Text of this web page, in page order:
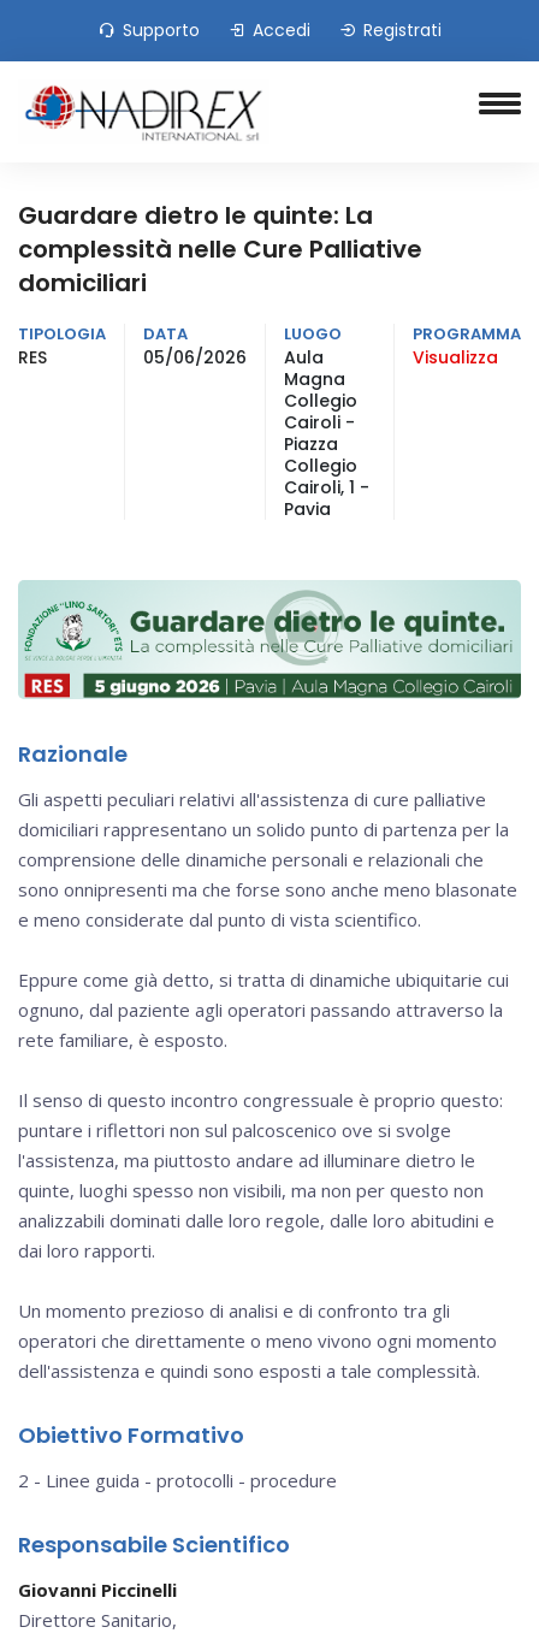
Supporto Accedi Registrati
Guardare dietro le quinte: La
complessità nelle Cure Palliative
domiciliari
TIPOLOGIA
RES
DATA
05/06/2026
LUOGO
Aula
Magna
Collegio
Cairoli -
Piazza
Collegio
Cairoli, 1 -
Pavia
PROGRAMMA
Visualizza
Razionale
Gli aspetti peculiari relativi all'assistenza di cure palliative
domiciliari rappresentano un solido punto di partenza per la
comprensione delle dinamiche personali e relazionali che
sono onnipresenti ma che forse sono anche meno blasonate
e meno considerate dal punto di vista scientifico.
Eppure come già detto, si tratta di dinamiche ubiquitarie cui
ognuno, dal paziente agli operatori passando attraverso la
rete familiare, è esposto.
Il senso di questo incontro congressuale è proprio questo:
puntare i riflettori non sul palcoscenico ove si svolge
l'assistenza, ma piuttosto andare ad illuminare dietro le
quinte, luoghi spesso non visibili, ma non per questo non
analizzabili dominati dalle loro regole, dalle loro abitudini e
dai loro rapporti.
Un momento prezioso di analisi e di confronto tra gli
operatori che direttamente o meno vivono ogni momento
dell'assistenza e quindi sono esposti a tale complessità.
Obiettivo Formativo
2 - Linee guida - protocolli - procedure
Responsabile Scientifico
Giovanni Piccinelli
Direttore Sanitario,